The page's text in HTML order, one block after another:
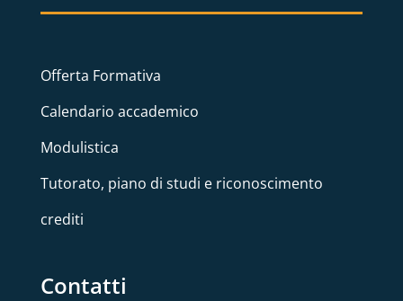
Offerta Formativa
Calendario accademico
Modulistica
Tutorato, piano di studi e riconoscimento
crediti
Contatti